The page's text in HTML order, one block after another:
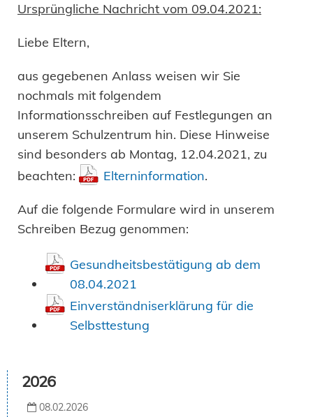
Ursprüngliche Nachricht vom 09.04.2021:
Liebe Eltern,
aus gegebenen Anlass weisen wir Sie
nochmals mit folgendem
Informationsschreiben auf Festlegungen an
unserem Schulzentrum hin. Diese Hinweise
sind besonders ab Montag, 12.04.2021, zu
beachten:
Elterninformation.
Auf die folgende Formulare wird in unserem
Schreiben Bezug genommen:
Gesundheitsbestätigung ab dem
08.04.2021
Einverständniserklärung für die
Selbsttestung
2026
08.02.2026